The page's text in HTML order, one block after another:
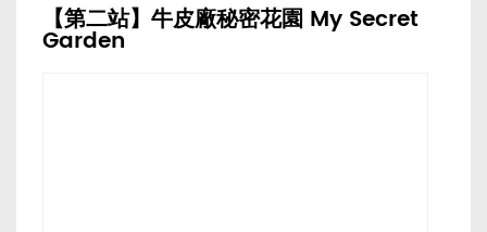
【第二站】牛皮廠秘密花園 My Secret
Garden